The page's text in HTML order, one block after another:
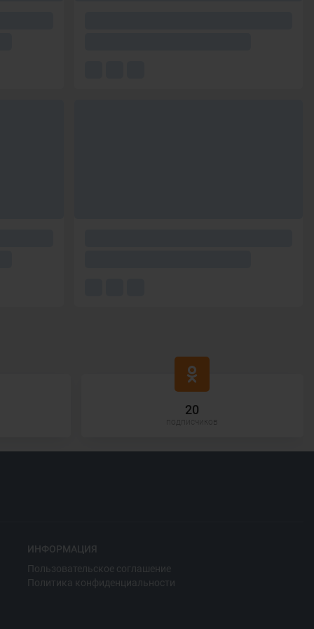
20
ИНФОРМАЦИЯ
Пользовательское соглашение
Политика конфиденциальности